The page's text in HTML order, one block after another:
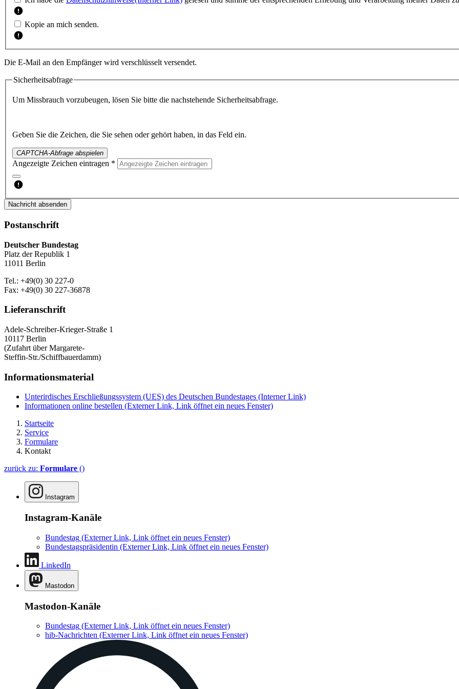
Kopie an mich senden.
Die E-Mail an den Empfänger wird verschlüsselt versendet.
Sicherheitsabfrage
Um Missbrauch vorzubeugen, lösen Sie bitte die nachstehende Sicherheitsabfrage.
Geben Sie die Zeichen, die Sie sehen oder gehört haben, in das Feld ein.
CAPTCHA-Abfrage abspielen
Angezeigte Zeichen eintragen *
Nachricht absenden
Postanschrift
Deutscher Bundestag
Platz der Republik 1
11011 Berlin
Tel.: +49(0) 30 227-0
Fax: +49(0) 30 227-36878
Lieferanschrift
Adele-Schreiber-Krieger-Straße 1
10117 Berlin
(Zufahrt über Margarete-
Steffin-Str./Schiffbauerdamm)
Informationsmaterial
Unterirdisches Erschließungssystem (UES) des Deutschen Bundestages (Interner Link)
Informationen online bestellen (Externer Link, Link öffnet ein neues Fenster)
Startseite
Service
Formulare
Kontakt
zurück zu: Formulare ()
Instagram
Instagram-Kanäle
Bundestag (Externer Link, Link öffnet ein neues Fenster)
Bundestagspräsidentin (Externer Link, Link öffnet ein neues Fenster)
LinkedIn
Mastodon
Mastodon-Kanäle
Bundestag (Externer Link, Link öffnet ein neues Fenster)
hib-Nachrichten (Externer Link, Link öffnet ein neues Fenster)